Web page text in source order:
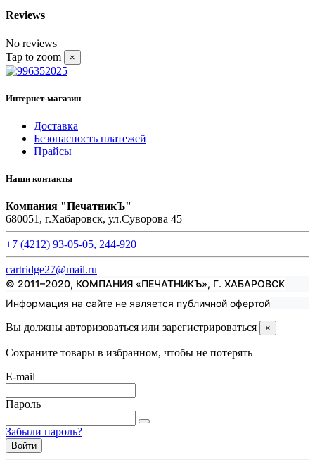
Reviews
No reviews
Tap to zoom
×
Интернет-магазин
Доставка
Безопасность платежей
Прайсы
Наши контакты
Компания "ПечатникЪ"
680051, г.Хабаровск, ул.Суворова 45
+7 (4212) 93-05-05, 244-920
cartridge27@mail.ru
© 2011–2020, КОМПАНИЯ «ПЕЧАТНИКЪ», Г. ХАБАРОВСК
Информация на сайте не является публичной офертой
Вы должны авторизоваться или зарегистрироваться
×
Сохраните товары в избранном, чтобы не потерять
E-mail
Пароль
Забыли пароль?
Войти